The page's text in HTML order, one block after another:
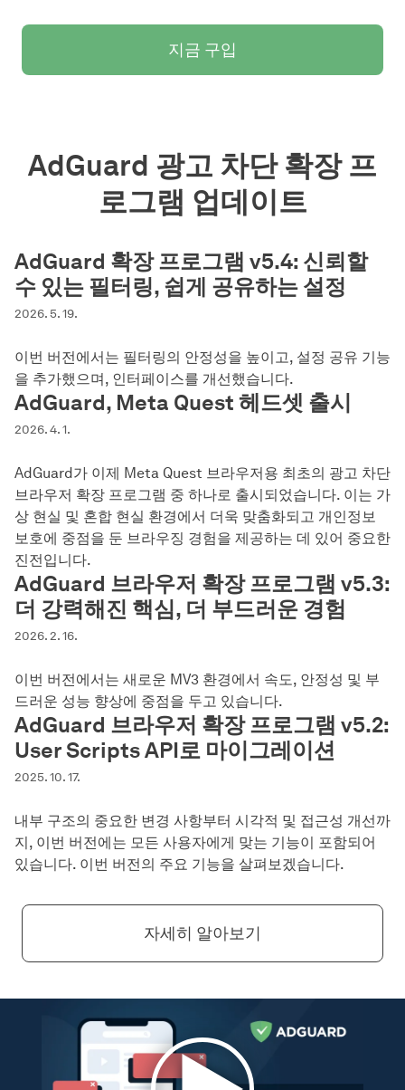
지금 구입
AdGuard 광고 차단 확장 프
로그램 업데이트
AdGuard 확장 프로그램 v5.4: 신뢰할
수 있는 필터링, 쉽게 공유하는 설정
2026. 5. 19.
이번 버전에서는 필터링의 안정성을 높이고, 설정 공유 기능
을 추가했으며, 인터페이스를 개선했습니다.
AdGuard, Meta Quest 헤드셋 출시
2026. 4. 1.
AdGuard가 이제 Meta Quest 브라우저용 최초의 광고 차단
브라우저 확장 프로그램 중 하나로 출시되었습니다. 이는 가
상 현실 및 혼합 현실 환경에서 더욱 맞춤화되고 개인정보
보호에 중점을 둔 브라우징 경험을 제공하는 데 있어 중요한
진전입니다.
AdGuard 브라우저 확장 프로그램 v5.3:
더 강력해진 핵심, 더 부드러운 경험
2026. 2. 16.
이번 버전에서는 새로운 MV3 환경에서 속도, 안정성 및 부
드러운 성능 향상에 중점을 두고 있습니다.
AdGuard 브라우저 확장 프로그램 v5.2:
User Scripts API로 마이그레이션
2025. 10. 17.
내부 구조의 중요한 변경 사항부터 시각적 및 접근성 개선까
지, 이번 버전에는 모든 사용자에게 맞는 기능이 포함되어
있습니다. 이번 버전의 주요 기능을 살펴보겠습니다.
자세히 알아보기